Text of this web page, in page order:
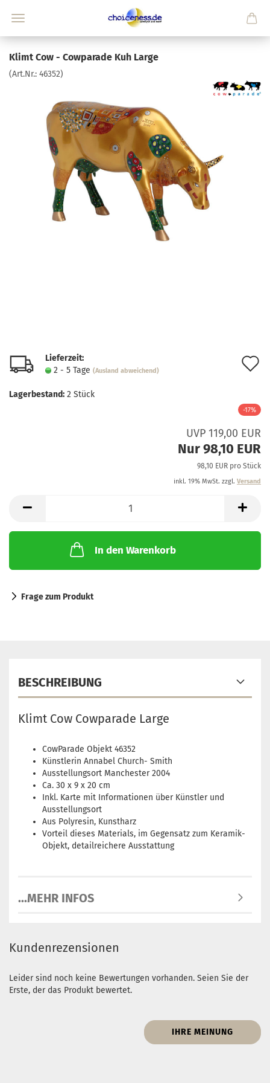
Klimt Cow - Cowparade Kuh Large
(Art.Nr.: 46352)
Lieferzeit:
2 - 5 Tage (Ausland abweichend)
Lagerbestand: 2 Stück
-17%
UVP 119,00 EUR
Nur 98,10 EUR
98,10 EUR pro Stück
inkl. 19% MwSt. zzgl. Versand
In den Warenkorb
Frage zum Produkt
BESCHREIBUNG
Klimt Cow Cowparade Large
CowParade Objekt 46352
Künstlerin Annabel Church- Smith
Ausstellungsort Manchester 2004
Ca. 30 x 9 x 20 cm
Inkl. Karte mit Informationen über Künstler und
Ausstellungsort
Aus Polyresin, Kunstharz
Vorteil dieses Materials, im Gegensatz zum Keramik-
Objekt, detailreichere Ausstattung
...MEHR INFOS
Kundenrezensionen
Leider sind noch keine Bewertungen vorhanden. Seien Sie der
Erste, der das Produkt bewertet.
IHRE MEINUNG